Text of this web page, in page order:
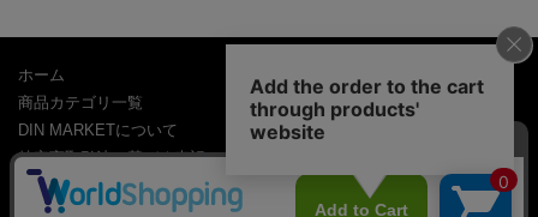
ホーム
商品カテゴリ一覧
DIN MARKETについて
特定商取引法に基づく表記
個人情報の取り扱い
ショッピングガイド